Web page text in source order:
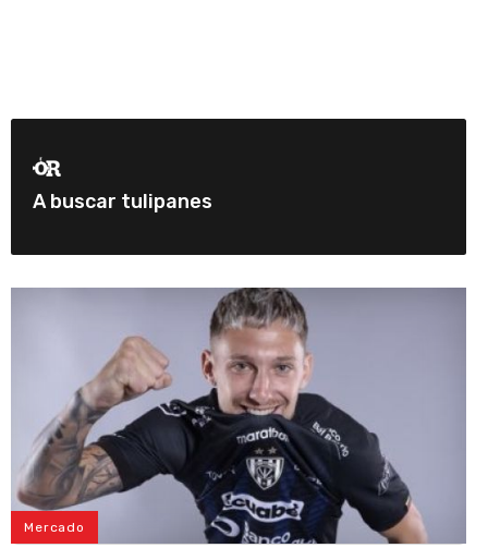
A buscar tulipanes
Mercado